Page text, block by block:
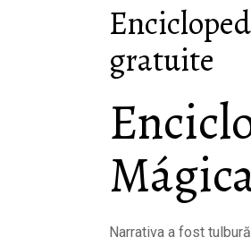
gratuite
Narrativa a fost